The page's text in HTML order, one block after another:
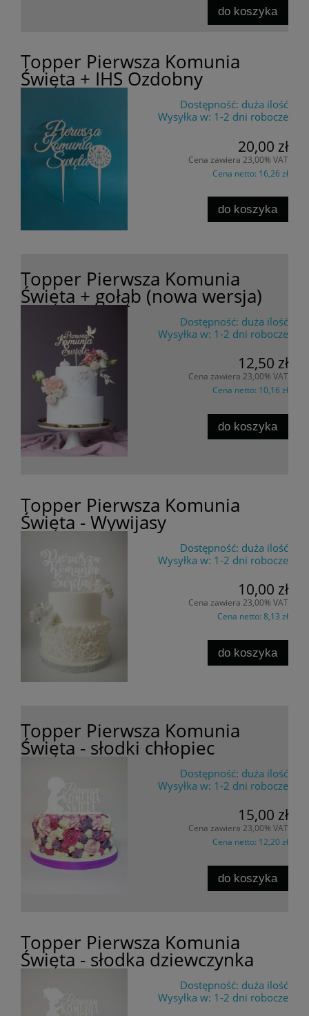
do koszyka
Topper Pierwsza Komunia
Święta + IHS Ozdobny
Dostępność: duża ilość
Wysyłka w: 1-2 dni robocze
20,00 zł
Cena zawiera 23,00% VAT
Cena netto: 16,26 zł
do koszyka
Topper Pierwsza Komunia
Święta + gołąb (nowa wersja)
Dostępność: duża ilość
Wysyłka w: 1-2 dni robocze
12,50 zł
Cena zawiera 23,00% VAT
Cena netto: 10,16 zł
do koszyka
Topper Pierwsza Komunia
Święta - Wywijasy
Dostępność: duża ilość
Wysyłka w: 1-2 dni robocze
10,00 zł
Cena zawiera 23,00% VAT
Cena netto: 8,13 zł
do koszyka
Topper Pierwsza Komunia
Święta - słodki chłopiec
Dostępność: duża ilość
Wysyłka w: 1-2 dni robocze
15,00 zł
Cena zawiera 23,00% VAT
Cena netto: 12,20 zł
do koszyka
Topper Pierwsza Komunia
Święta - słodka dziewczynka
Dostępność: duża ilość
Wysyłka w: 1-2 dni robocze